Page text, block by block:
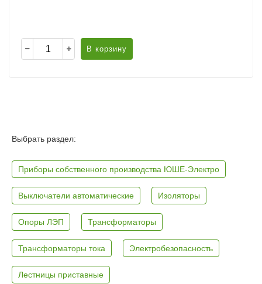
В корзину
Выбрать раздел:
Приборы собственного производства ЮШЕ-Электро
Выключатели автоматические Изоляторы
Опоры ЛЭП Трансформаторы
Трансформаторы тока Электробезопасность
Лестницы приставные